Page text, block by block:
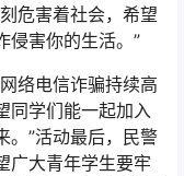
危害着社会，希望
侵害你的生活。”
络电信诈骗持续高
同学们能一起加入
。”活动最后，民警
广大青年学生要牢